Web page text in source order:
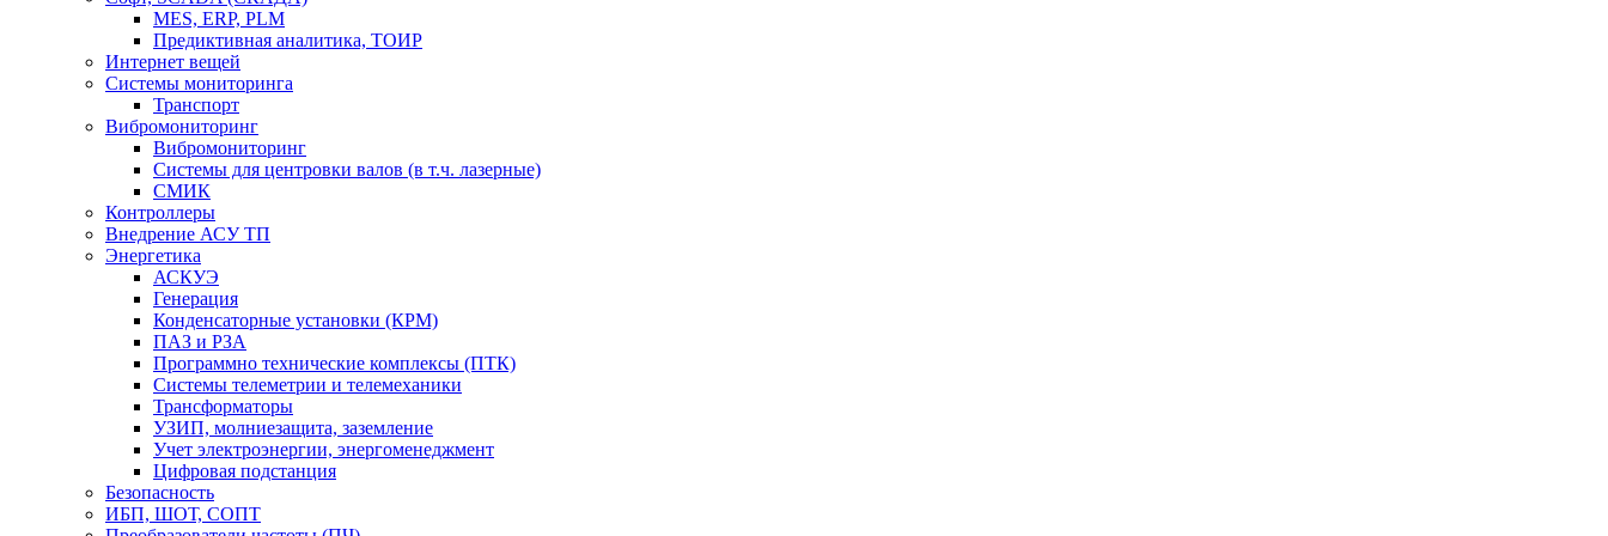
MES, ERP, PLM
Предиктивная аналитика, ТОИР
Интернет вещей
Системы мониторинга
Транспорт
Вибромониторинг
Вибромониторинг
Системы для центровки валов (в т.ч. лазерные)
СМИК
Контроллеры
Внедрение АСУ ТП
Энергетика
АСКУЭ
Генерация
Конденсаторные установки (КРМ)
ПАЗ и РЗА
Программно технические комплексы (ПТК)
Системы телеметрии и телемеханики
Трансформаторы
УЗИП, молниезащита, заземление
Учет электроэнергии, энергоменеджмент
Цифровая подстанция
Безопасность
ИБП, ШОТ, СОПТ